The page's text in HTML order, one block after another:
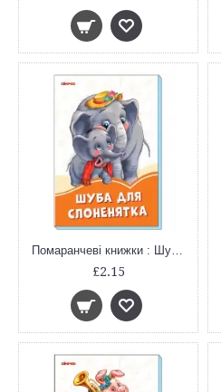
Помаранчеві книжки : Шуба для слоненятка (у)
£2.15